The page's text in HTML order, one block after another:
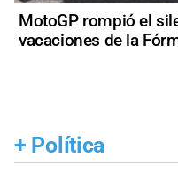
MotoGP rompió el
vacaciones de la
+ Política